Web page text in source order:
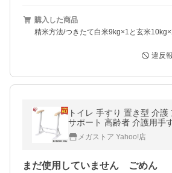
購入した商品
精米方法/つきたて白米9kg×1と玄米
違反
トイレ 手すり 置き型 介護
サポート 高齢者 介護用手
転倒防止 簡単設置 アイリ
4A *メガストア Yahoo!店
まだ使用していません ごめん